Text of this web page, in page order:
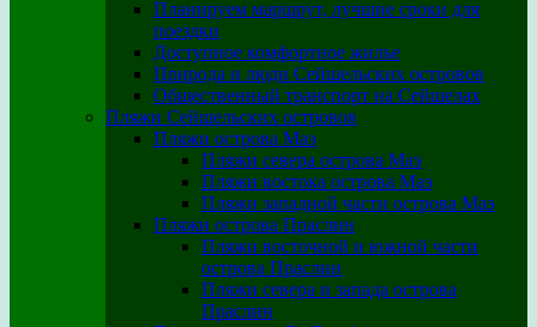
Планируем маршрут, лучшие сроки для
поездки
Доступное комфортное жилье
Природа и люди Сейшельских островов
Общественный транспорт на Сейшелах
Пляжи Сейшельских островов
Пляжи острова Маэ
Пляжи севера острова Маэ
Пляжи востока острова Маэ
Пляжи западной части острова Маэ
Пляжи острова Праслин
Пляжи восточной и южной части
острова Праслин
Пляжи севера и запада острова
Праслин